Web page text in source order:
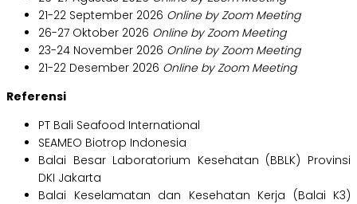
21-22 September 2026 Online by Zoom Meeting
26-27 Oktober 2026 Online by Zoom Meeting
23-24 November 2026 Online by Zoom Meeting
21-22 Desember 2026 Online by Zoom Meeting
Referensi
PT Bali Seafood International
SEAMEO Biotrop Indonesia
Balai Besar Laboratorium Kesehatan (BBLK) Provinsi
DKI Jakarta
Balai Keselamatan dan Kesehatan Kerja (Balai K3)